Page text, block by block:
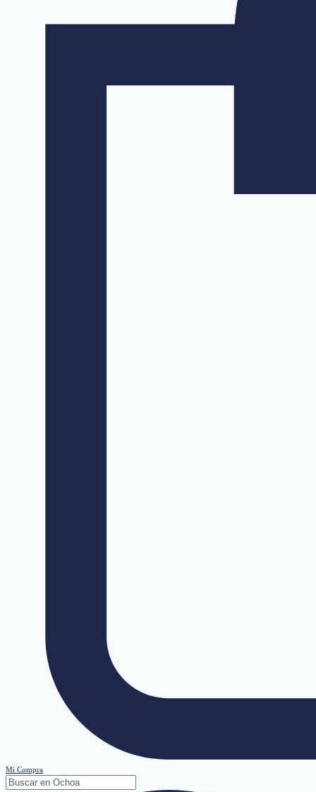
Mi Compra